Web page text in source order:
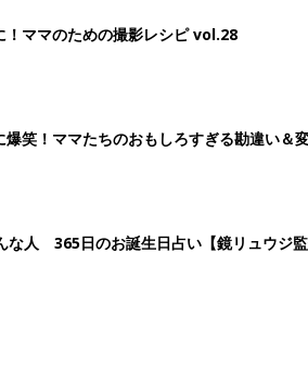
1 2 3 4 5